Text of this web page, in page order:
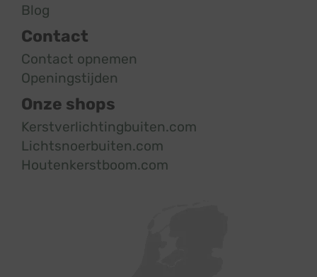
Blog
Contact
Contact opnemen
Openingstijden
Onze shops
Kerstverlichtingbuiten.com
Lichtsnoerbuiten.com
Houtenkerstboom.com